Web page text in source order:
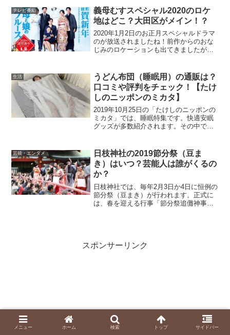
留学してそのままチーズ工房でチーズづ
くりを修行してきて...
テレビ番組
義母むすスペシャル2020のロケ
地はどこ？大田区がメイン！？
2020年1月2日のお正月スペシャルドラマ
のが放送されましたね！前作からのおな
じみのロケーションも出てきましたが、
た！早速いってみましょう！
生活
うどん布団（睡眠用）の通販は？
口コミや評判をチェック！【たけ
しのニッポンのミカタ】
2019年10月25日の「たけしのニッポンの
ミカタ」では、睡眠特集です。快適安眠
グッズが多数紹介されます。その中でも
何？？？ うどんが布団？？？というキ
ャッチーなネーミングの布...
芸能・エンタメ
日枝神社の2019節分祭（豆ま
き）はいつ？芸能人は誰がくるの
か？
日枝神社では、毎年2月3日か4日に恒例の
節分祭（豆まき）が行われます。正式に
は、春を迎える行事「節分祭追儺神事
スポンサーリンク
メニュー ホーム 検索 トップ サイドバー